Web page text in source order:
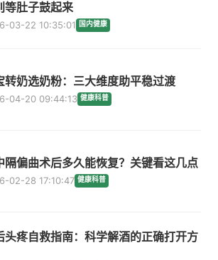
等肚子鼓起来
03-22 10:35:01 国内健康
转奶选奶粉：三大维度助平稳过渡
04-20 09:44:13 健康科普
隔偏曲术后多久能恢复？关键看这几点
02-28 17:10:47 健康科普
头疼自救指南：科学解酒的正确打开方